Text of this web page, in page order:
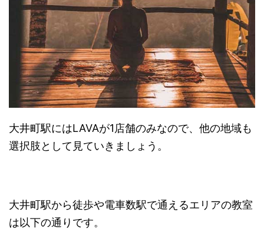
大井町駅にはLAVAが1店舗のみなので、他の地域も
選択肢として見ていきましょう。
大井町駅から徒歩や電車数駅で通えるエリアの教室
は以下の通りです。